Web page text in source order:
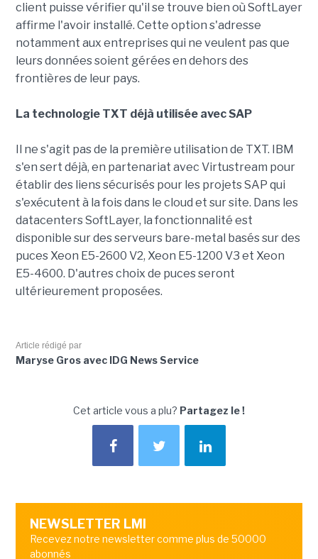
client puisse vérifier qu'il se trouve bien où SoftLayer
affirme l'avoir installé. Cette option s'adresse
notamment aux entreprises qui ne veulent pas que
leurs données soient gérées en dehors des
frontières de leur pays.
La technologie TXT déjà utilisée avec SAP
Il ne s'agit pas de la première utilisation de TXT. IBM
s'en sert déjà, en partenariat avec Virtustream pour
établir des liens sécurisés pour les projets SAP qui
s'exécutent à la fois dans le cloud et sur site. Dans les
datacenters SoftLayer, la fonctionnalité est
disponible sur des serveurs bare-metal basés sur des
puces Xeon E5-2600 V2, Xeon E5-1200 V3 et Xeon
E5-4600. D'autres choix de puces seront
ultérieurement proposées.
Article rédigé par
Maryse Gros avec IDG News Service
Cet article vous a plu? Partagez le !
NEWSLETTER LMI
Recevez notre newsletter comme plus de 50000
abonnés